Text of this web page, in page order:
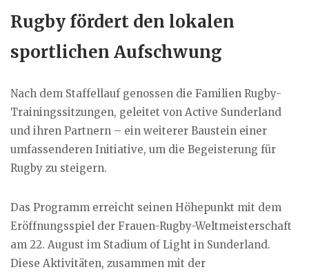
Rugby fördert den lokalen
sportlichen Aufschwung
Nach dem Staffellauf genossen die Familien Rugby-
Trainingssitzungen, geleitet von Active Sunderland
und ihren Partnern – ein weiterer Baustein einer
umfassenderen Initiative, um die Begeisterung für
Rugby zu steigern.
Das Programm erreicht seinen Höhepunkt mit dem
Eröffnungsspiel der Frauen-Rugby-Weltmeisterschaft
am 22. August im Stadium of Light in Sunderland.
Diese Aktivitäten, zusammen mit der